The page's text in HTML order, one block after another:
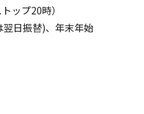
ップ20時）
日振替)、年末年始